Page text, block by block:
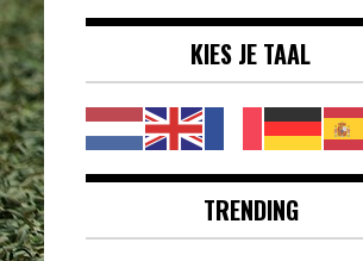
Eredivisie &
Internationaal
voetbal |
KIES JE TAAL
TRENDING